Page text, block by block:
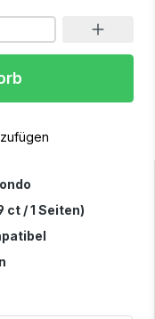
ct / 1 Seiten)